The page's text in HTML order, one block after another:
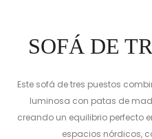
SOFÁ DE
Este sofá de tres puestos
luminosa con patas de
creando un equilibrio perfecto
espacios nórdicos,